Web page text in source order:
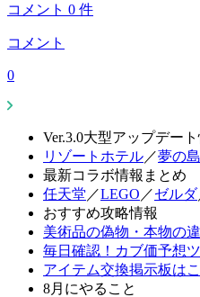
コメント 0 件
コメント
0
Ver.3.0大型アップデー
リゾートホテル／夢の島
最新コラボ情報まとめ
任天堂 ／LEGO ／ゼルダ
おすすめ攻略情報
美術品の偽物・本物の
毎日確認！カブ価予想
アイテム交換掲示板は
8月にやること